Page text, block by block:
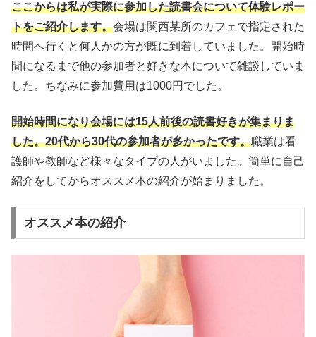
ここからは私が実際に参加した読書会について体験レポー
トをご紹介します。会場は関西某所のカフェで指定された
時間へ行くと何人かの方が既に到着していました。開始時
間になるまで他の参加者と好きな本について雑談していま
した。ちなみに参加費用は1000円でした。
開始時間になり会場には15人前後の読書好きが集まりま
した。20代から30代の参加者が多かったです。職業は看
護師や教師など様々なタイプの人がいました。簡単に自己
紹介をしてからオススメ本の紹介が始まりました。
オススメ本の紹介